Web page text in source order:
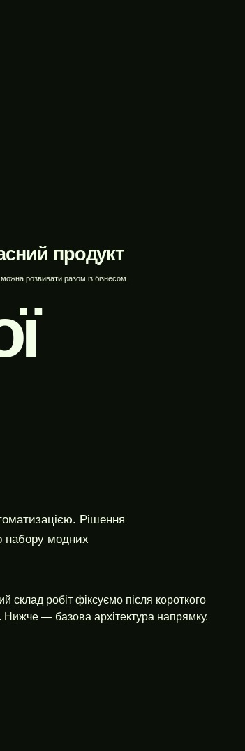
продукт
розвивати разом із бізнесом.
Рішення
набору модних
склад робіт фіксуємо після короткого
Нижче — базова архітектура напрямку.